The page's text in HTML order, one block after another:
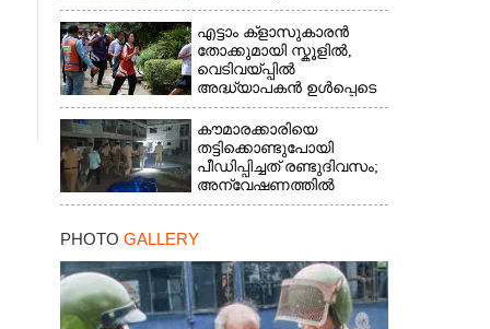
പിതാവ് അറസ്റ്റിൽ
എട്ടാം ക്ളാസുകാരൻ
തോക്കുമായി സ്കൂളിൽ,
വെടിവയ്പ്പിൽ
അദ്ധ്യാപകൻ ഉൾപ്പെടെ
രണ്ടുമരണം; 15 പേർക്ക്
പരിക്ക്
കൗമാരക്കാരിയെ
തട്ടിക്കൊണ്ടുപോയി
പീഡിപ്പിച്ചത് രണ്ടുദിവസം;
അന്വേഷണത്തിൽ
നിർണായകമായത്
ഡെലിവറി
PHOTO GALLERY